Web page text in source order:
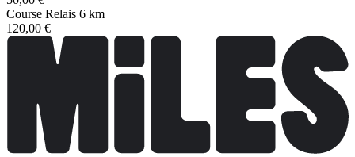
Course Relais 6 km
120,00 €